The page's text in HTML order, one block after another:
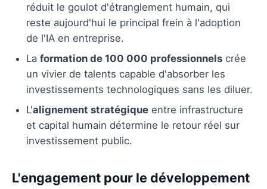
réduit le goulot d'étranglement humain, qui
reste aujourd'hui le principal frein à l'adoption
de l'IA en entreprise.
La formation de 100 000 professionnels crée
un vivier de talents capable d'absorber les
investissements technologiques sans les diluer.
L'alignement stratégique entre infrastructure
et capital humain détermine le retour réel sur
investissement public.
L'engagement pour le développement